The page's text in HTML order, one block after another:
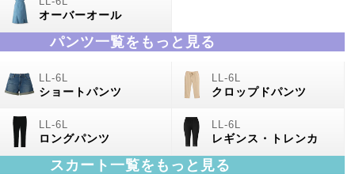
オーバーオール
パンツ一覧をもっと見る
ショートパンツ クロップドパンツ
ロングパンツ レギンス・トレンカ
スカート一覧をもっと見る